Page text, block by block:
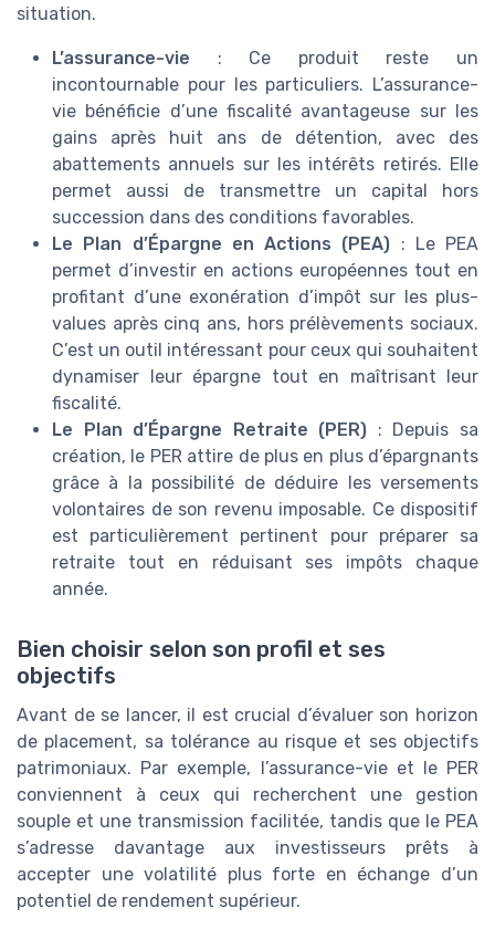
situation.
L’assurance-vie : Ce produit reste un
incontournable pour les particuliers. L’assurance-
vie bénéficie d’une fiscalité avantageuse sur les
gains après huit ans de détention, avec des
abattements annuels sur les intérêts retirés. Elle
permet aussi de transmettre un capital hors
succession dans des conditions favorables.
Le Plan d’Épargne en Actions (PEA) : Le PEA
permet d’investir en actions européennes tout en
profitant d’une exonération d’impôt sur les plus-
values après cinq ans, hors prélèvements sociaux.
C’est un outil intéressant pour ceux qui souhaitent
dynamiser leur épargne tout en maîtrisant leur
fiscalité.
Le Plan d’Épargne Retraite (PER) : Depuis sa
création, le PER attire de plus en plus d’épargnants
grâce à la possibilité de déduire les versements
volontaires de son revenu imposable. Ce dispositif
est particulièrement pertinent pour préparer sa
retraite tout en réduisant ses impôts chaque
année.
Bien choisir selon son profil et ses
objectifs
Avant de se lancer, il est crucial d’évaluer son horizon
de placement, sa tolérance au risque et ses objectifs
patrimoniaux. Par exemple, l’assurance-vie et le PER
conviennent à ceux qui recherchent une gestion
souple et une transmission facilitée, tandis que le PEA
s’adresse davantage aux investisseurs prêts à
accepter une volatilité plus forte en échange d’un
potentiel de rendement supérieur.